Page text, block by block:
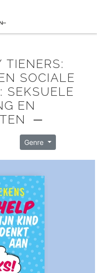
SOCIALE
SEKSUELE
EN
─
Genre